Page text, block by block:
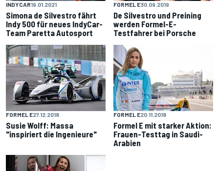
INDYCAR19.01.2021
Simona de Silvestro fährt
Indy 500 für neues IndyCar-
Team Paretta Autosport
FORMEL E30.09.2019
De Silvestro und Preining
werden Formel-E-
Testfahrer bei Porsche
FORMEL E27.12.2018
Susie Wolff: Massa
"inspiriert die Ingenieure"
FORMEL E20.11.2018
Formel E mit starker Aktion:
Frauen-Testtag in Saudi-
Arabien